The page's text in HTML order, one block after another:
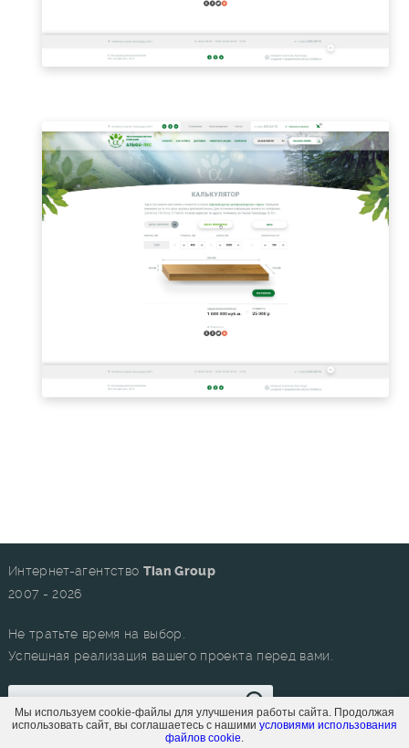
Мы используем cookie-файлы для улучшения работы сайта. Продолжая
использовать сайт, вы соглашаетесь с нашими условиями использования
файлов cookie.
Интернет-агентство Tian Group
2007 - 2026
Не тратьте время на выбор.
Успешная реализация вашего проекта перед вами.